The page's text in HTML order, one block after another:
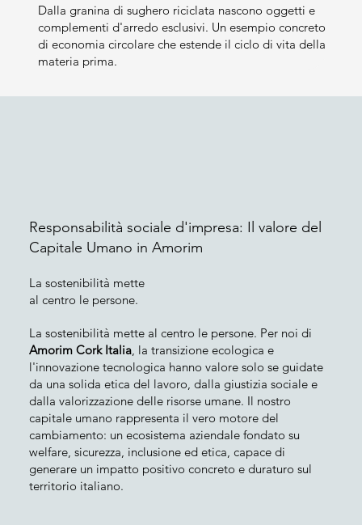
Dalla granina di sughero riciclata nascono oggetti e
complementi d'arredo esclusivi. Un esempio concreto
di economia circolare che estende il ciclo di vita della
materia prima.
Responsabilità sociale d'impresa: Il valore del
Capitale Umano in Amorim
La sostenibilità mette
al centro le persone.
La sostenibilità mette al centro le persone. Per noi di
Amorim Cork Italia, la transizione ecologica e
l'innovazione tecnologica hanno valore solo se guidate
da una solida etica del lavoro, dalla giustizia sociale e
dalla valorizzazione delle risorse umane. Il nostro
capitale umano rappresenta il vero motore del
cambiamento: un ecosistema aziendale fondato su
welfare, sicurezza, inclusione ed etica, capace di
generare un impatto positivo concreto e duraturo sul
territorio italiano.